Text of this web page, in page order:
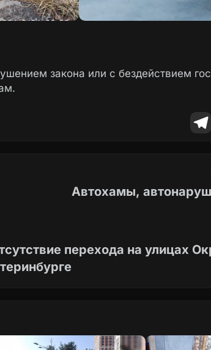
закона или с бездействием
Автохамы,
перехода на улицах